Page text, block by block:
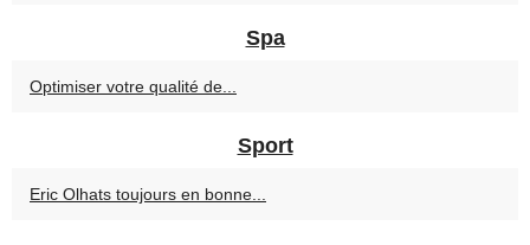
Spa
Optimiser votre qualité de...
Sport
Eric Olhats toujours en bonne...